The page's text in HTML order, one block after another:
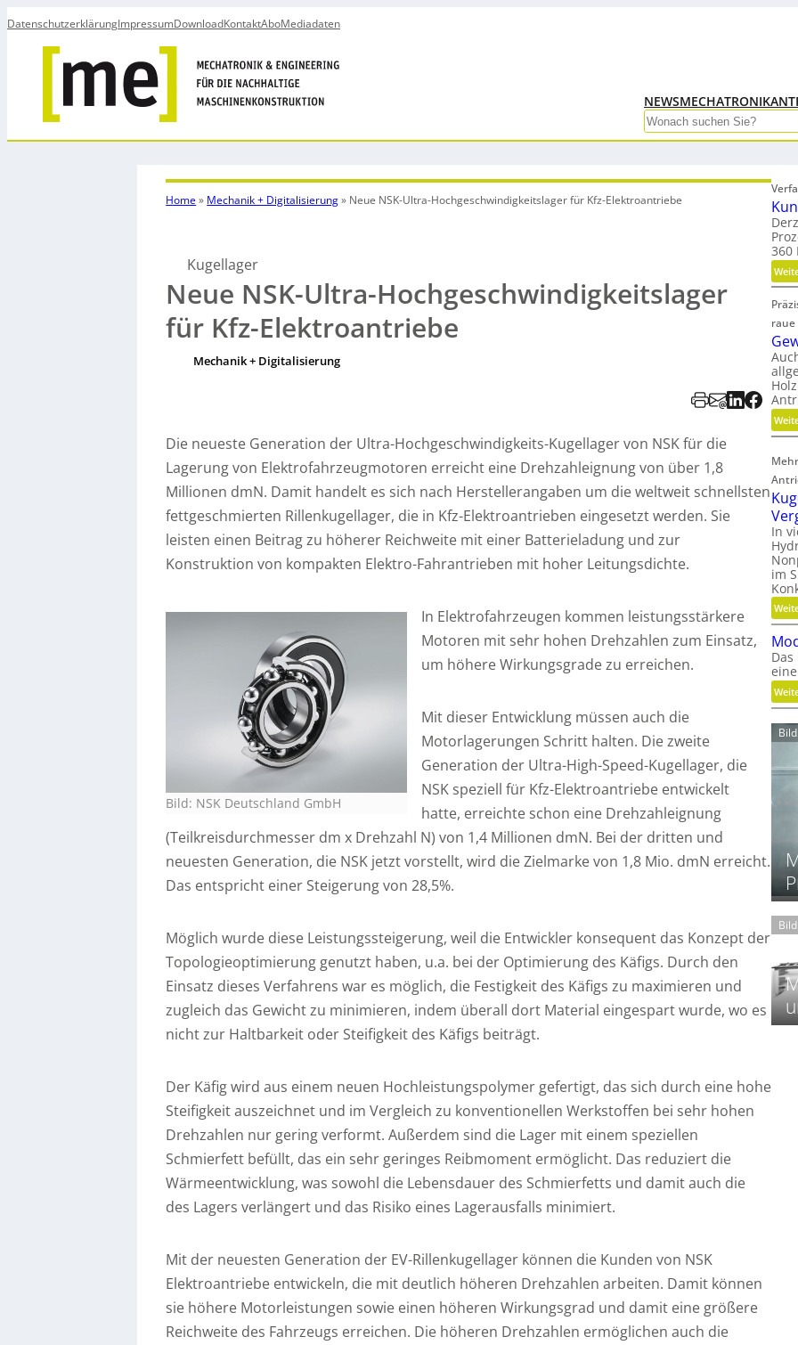
DatenschutzerklärungImpressumDownloadKontaktAboMediadaten
NEWSMECHATRONIK
Search
Home» Mechanik + Digitalisierung» Neue NSK-Ultra-Hochgeschwindigkeitslager für Kfz-Elektroantriebe
Kugellager
Neue NSK-Ultra-Hochgeschwindigkeitslager
für Kfz-Elektroantriebe
Mechanik + Digitalisierung
Die neueste Generation der Ultra-Hochgeschwindigkeits-Kugellager von NSK für die
Lagerung von Elektrofahrzeugmotoren erreicht eine Drehzahleignung von über 1,8
Millionen dmN. Damit handelt es sich nach Herstellerangaben um die weltweit schnellsten
fettgeschmierten Rillenkugellager, die in Kfz-Elektroantrieben eingesetzt werden. Sie
leisten einen Beitrag zu höherer Reichweite mit einer Batterieladung und zur
Konstruktion von kompakten Elektro-Fahrantrieben mit hoher Leitungsdichte.
Bild: NSK Deutschland GmbH
In Elektrofahrzeugen kommen leistungsstärkere
Motoren mit sehr hohen Drehzahlen zum Einsatz,
um höhere Wirkungsgrade zu erreichen.
Mit dieser Entwicklung müssen auch die
Motorlagerungen Schritt halten. Die zweite
Generation der Ultra-High-Speed-Kugellager, die
NSK speziell für Kfz-Elektroantriebe entwickelt
hatte, erreichte schon eine Drehzahleignung
(Teilkreisdurchmesser dm x Drehzahl N) von 1,4 Millionen dmN. Bei der dritten und
neuesten Generation, die NSK jetzt vorstellt, wird die Zielmarke von 1,8 Mio. dmN erreicht.
Das entspricht einer Steigerung von 28,5%.
Möglich wurde diese Leistungssteigerung, weil die Entwickler konsequent das Konzept der
Topologieoptimierung genutzt haben, u.a. bei der Optimierung des Käfigs. Durch den
Einsatz dieses Verfahrens war es möglich, die Festigkeit des Käfigs zu maximieren und
zugleich das Gewicht zu minimieren, indem überall dort Material eingespart wurde, wo es
nicht zur Haltbarkeit oder Steifigkeit des Käfigs beiträgt.
Der Käfig wird aus einem neuen Hochleistungspolymer gefertigt, das sich durch eine hohe
Steifigkeit auszeichnet und im Vergleich zu konventionellen Werkstoffen bei sehr hohen
Drehzahlen nur gering verformt. Außerdem sind die Lager mit einem speziellen
Schmierfett befüllt, das ein sehr geringes Reibmoment ermöglicht. Das reduziert die
Wärmeentwicklung, was sowohl die Lebensdauer des Schmierfetts und damit auch die
des Lagers verlängert und das Risiko eines Lagerausfalls minimiert.
Mit der neuesten Generation der EV-Rillenkugellager können die Kunden von NSK
Elektroantriebe entwickeln, die mit deutlich höheren Drehzahlen arbeiten. Damit können
sie höhere Motorleistungen sowie einen höheren Wirkungsgrad und damit eine größere
Reichweite des Fahrzeugs erreichen. Die höheren Drehzahlen ermöglichen auch die
360
raue
In
im